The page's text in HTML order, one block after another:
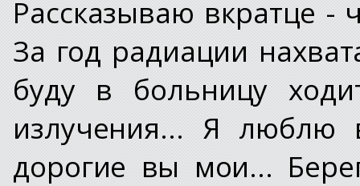
Рассказываю вкратце -
За год радиации
буду в больницу
излучения... Я люблю
дорогие вы мои...